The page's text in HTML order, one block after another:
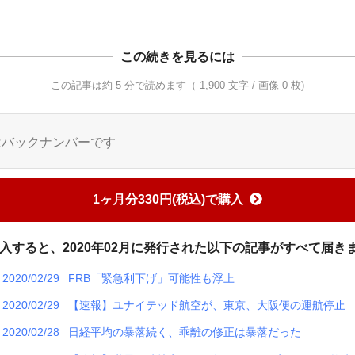
この続きを見るには
この記事は約 5 分で読めます（ 1,900 文字 / 画像 0 枚)
ックナンバーです
1ヶ月分330円(税込)で購入
すると、2020年02月に発行された以下の記事がすべて届き
2020/02/29 FRB「緊急利下げ」可能性も浮上
2020/02/29 【速報】ユナイテッド航空が、東京、大阪便の運航停止
2020/02/28 日経平均の暴落続く、乖離の修正は暴落だった